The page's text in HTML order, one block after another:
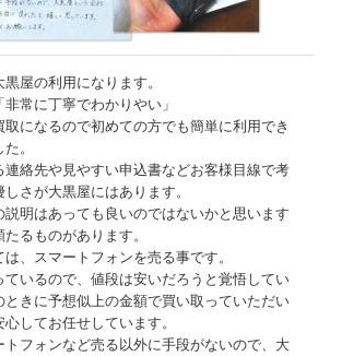
屋の利用になります。
常に丁寧でわかりやい」
取になるので初めての方でも簡単に利用でき
。
連絡先や見やすい申込書などお客様目線で考
さが大黒屋にはあります。
説明はあっても良いのではないかと思います
るものがあります。
、スマートフォンを売る事です。
ているので、値段は安いだろうと覚悟してい
ときに予想似上の金額で買い取っていただい
してお任せしています。
トフォンなど売る以外に手段がないので、大